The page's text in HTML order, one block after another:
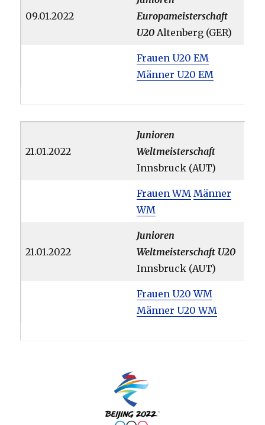
09.01.2022
Europameisterschaft
U20 Altenberg (GER)
Frauen U20 EM
Männer U20 EM
21.01.2022
Junioren
Weltmeisterschaft
Innsbruck (AUT)
Frauen WM Männer
WM
21.01.2022
Junioren
Weltmeisterschaft U20
Innsbruck (AUT)
Frauen U20 WM
Männer U20 WM